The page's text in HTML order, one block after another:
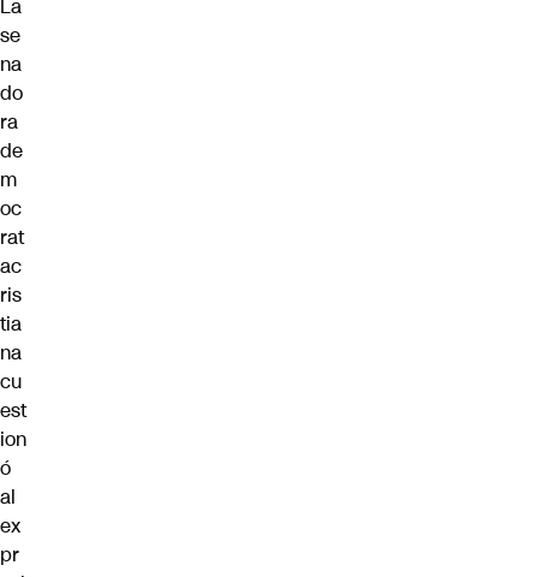
La
se
na
do
ra
de
m
oc
rat
ac
ris
tia
na
cu
est
ion
ó
al
ex
pr